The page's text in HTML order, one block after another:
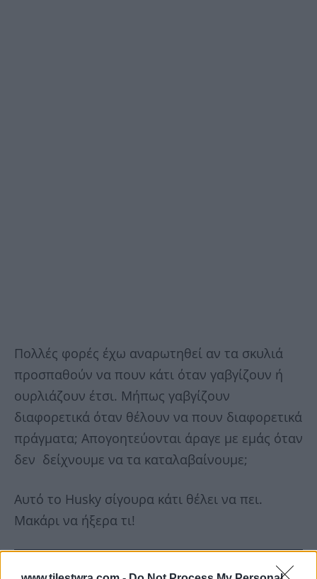
Πολλές φορές έχω αναρωτηθεί αν τα σκυλιά
προσπαθούν να πουν κάτι όταν γαβγίζουν ή
ουρλιάζουν έτσι. Μήπως γαβγίζουν
διαφορετικά όταν θέλουν να πουν διαφορετικά
πράγματα; Απογοητεύονται άραγε με εμάς όταν
δεν δείχνουμε να τα καταλαβαίνουμε;
Αυτό το Husky σίγουρα κάτι θέλει να πει.
Μακάρι να ήξερα τι!